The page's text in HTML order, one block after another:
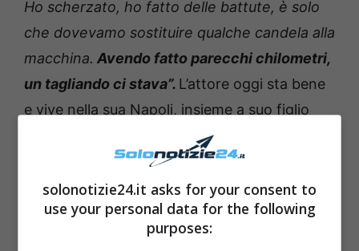
Ho scherzato, ho fatto delle battute, è solo
che dovevamo sostituire qualche candela alla
macchina. Avendo fatto parecchi chilometri,
un tagliando ci stava”. L’attore oggi sta bene
e vive nella sua Napoli, insieme a suo figlio
Andrea e sua moglie Lucia. Attualmente
insegna presso la scuola di cinema
Pigrecoemmee dirige l’Elaboratorio
permanente dell’attore alTheatre de Poche
solonotizie24.it asks for your consent to
use your personal data for the following
purposes: